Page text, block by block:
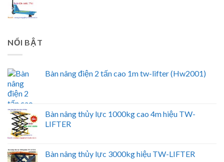
NỔI BẬT
Bàn nâng điện 2 tấn cao 1m tw-lifter (Hw2001)
Bàn nâng thủy lực 1000kg cao 4m hiệu TW-
LIFTER
Bàn nâng thủy lực 3000kg hiệu TW-LIFTER